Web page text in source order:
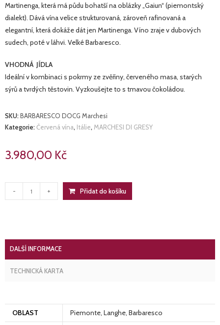
Martinenga, která má půdu bohatší na oblázky „Gaiun“ (piemontský
dialekt). Dává vína velice strukturovaná, zároveň rafinovaná a
elegantní, která dokáže dát jen Martinenga. Víno zraje v dubových
sudech, poté v láhvi. Velké Barbaresco.
VHODNÁ JÍDLA
Ideální v kombinaci s pokrmy ze zvěřiny, červeného masa, starých
sýrů a tvrdých těstovin. Vyzkoušejte to s tmavou čokoládou.
SKU:BARBARESCO DOCG Marchesi
Kategorie:Červená vína, Itálie, MARCHESI DI GRESY
3.980,00 Kč
-
MARTINENGA
+ Přidat do košíku
DALŠÍ INFORMACE
TECHNICKÁ KARTA
OBLAST
Piemonte, Langhe, Barbaresco